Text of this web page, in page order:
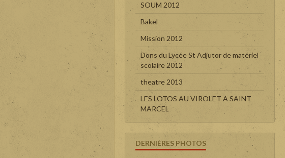
SOUM 2012
Bakel
Mission 2012
Dons du Lycée St Adjutor de matériel
scolaire 2012
theatre 2013
LES LOTOS AU VIROLET A SAINT-
MARCEL
DERNIÈRES PHOTOS